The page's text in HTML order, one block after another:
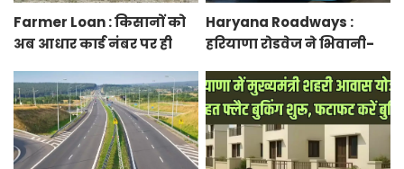
Farmer Loan : किसानों को
अब आधार कार्ड नंबर पर ही
से एमओयू करेगी सरकार
Haryana Roadways :
हरियाणा रोडवेज ने भिवानी-
रुट में किया बदलाव